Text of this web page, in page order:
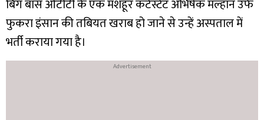
बिग बॉस ओटीटी के एक मशहूर कंटेस्टेंट अभिषेक मल्हान उर्फ
फुकरा इंसान की तबियत खराब हो जाने से उन्हें अस्पताल में
भर्ती कराया गया है।